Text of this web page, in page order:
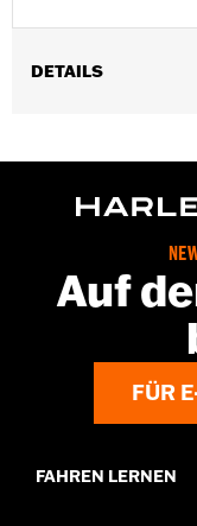
DETAILS
Funktionsmerkmale:
d.com/warrantyfindet
Importiert
Auf
FÜR
FAHREN LERNEN